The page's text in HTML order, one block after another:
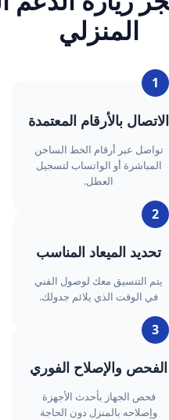
المنزلي
1
الاتصال بالأرقام المعتمدة
تواصل عبر أرقام الخط الساخن
المباشرة أو الواتساب لتسجيل
العطل.
2
تحديد الميعاد المناسب
يتم التنسيق معك لوصول الفني
في الوقت الذي يلائم جدولك.
3
الفحص والإصلاح الفوري
فحص الجهاز بأحدث الأجهزة
وإصلاحه بالمنزل دون الحاجة